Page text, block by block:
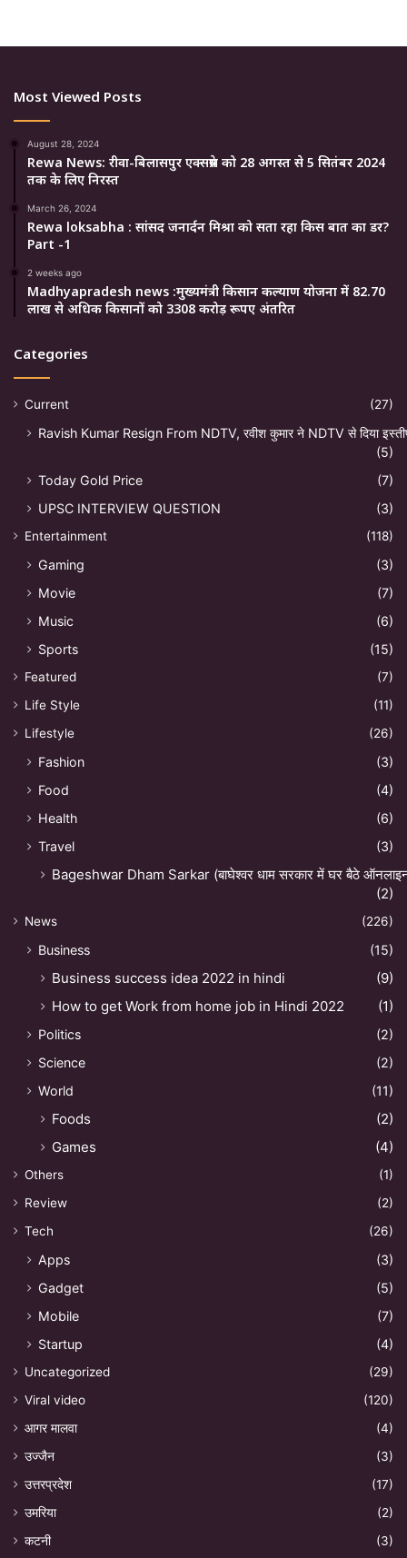
Most Viewed Posts
August 28, 2024
Rewa News: रीवा-बिलासपुर एक्सप्रेस को 28 अगस्त से 5 सितंबर 2024
तक के लिए निरस्त
March 26, 2024
Rewa loksabha : सांसद जनार्दन मिश्रा को सता रहा किस बात का डर?
Part -1
2 weeks ago
Madhyapradesh news :मुख्यमंत्री किसान कल्याण योजना में 82.70
लाख से अधिक किसानों को 3308 करोड़ रूपए अंतरित
Categories
Current (27)
Ravish Kumar Resign From NDTV, रवीश कुमार ने NDTV से दिया
(5)
Today Gold Price
(7)
UPSC INTERVIEW QUESTION
(3)
Entertainment (118)
Gaming
(3)
Movie
(7)
Music
(6)
Sports
(15)
Featured
(7)
Life Style
(11)
Lifestyle
(26)
Fashion
(3)
Food
(4)
Health
(6)
Travel
(3)
Bageshwar Dham Sarkar (बाघेश्वर धाम सरकार में घर बैठे
(2)
News (226)
Business (15)
Business success idea 2022 in hindi
(9)
How to get Work from home job in Hindi 2022
(1)
Politics
(2)
Science
(2)
World
(11)
Foods
(2)
Games
(4)
Others
(1)
Review
(2)
Tech
(26)
Apps
(3)
Gadget
(5)
Mobile
(7)
Startup
(4)
Uncategorized
(29)
Viral video
(120)
आगर मालवा
(4)
उज्जैन
(3)
उत्तरप्रदेश
(17)
उमरिया
(2)
कटनी
(3)